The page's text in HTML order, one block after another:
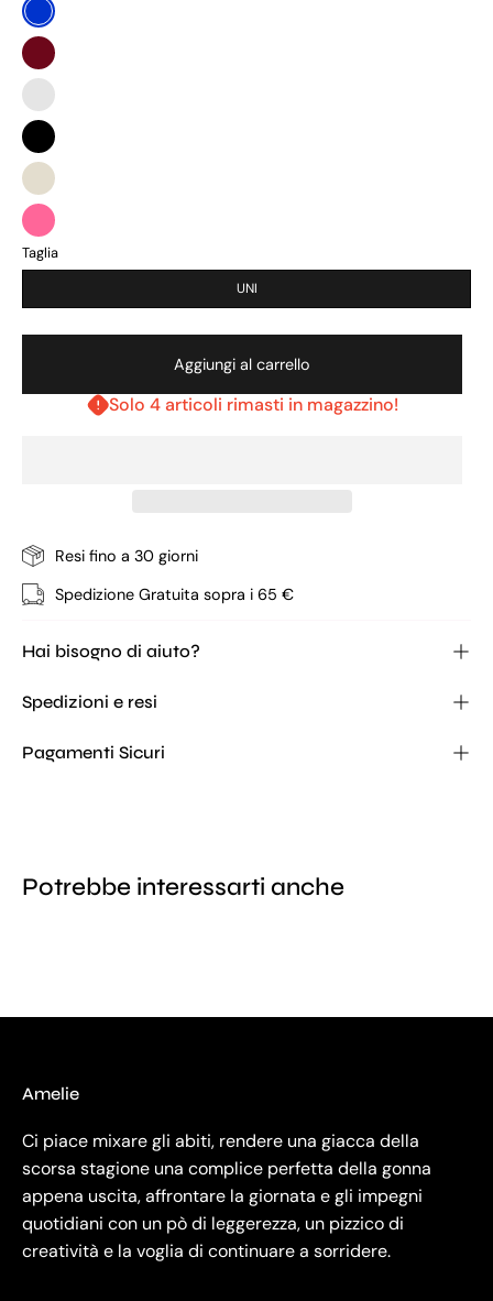
BLU
BORDEAUX
MOKA
NERO
PANNA
ROSA
Taglia
UNI
Aggiungi al carrello
Solo 4 articoli rimasti in magazzino!
Resi fino a 30 giorni
Spedizione Gratuita sopra i 65 €
Hai bisogno di aiuto?
Spedizioni e resi
Pagamenti Sicuri
Potrebbe interessarti anche
Amelie
Ci piace mixare gli abiti, rendere una giacca della
scorsa stagione una complice perfetta della gonna
appena uscita, affrontare la giornata e gli impegni
quotidiani con un pò di leggerezza, un pizzico di
creatività e la voglia di continuare a sorridere.